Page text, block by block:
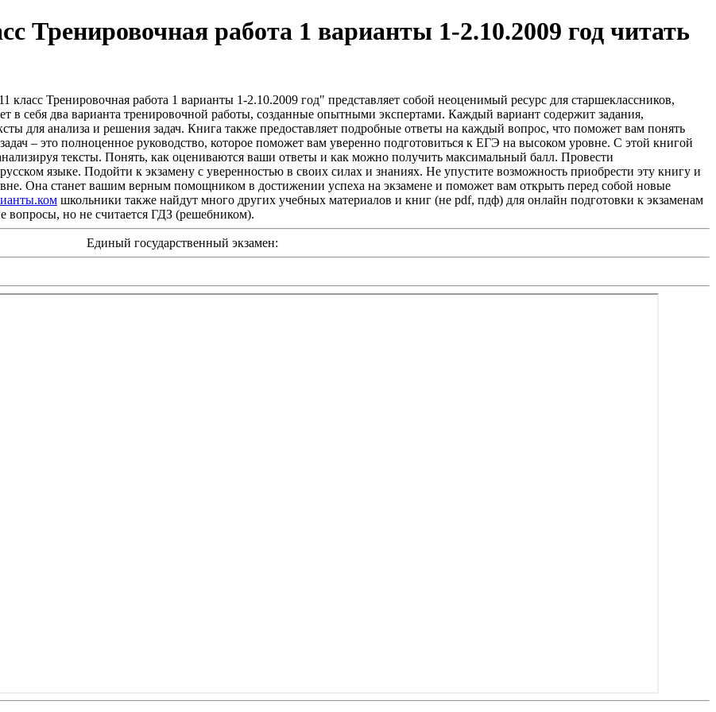
Тренировочная работа 1 варианты 1-2.10.2009 год читать
Тренировочная работа 1 варианты 1-2.10.2009 год" представляет собой неоценимый ресурс для старшеклассников,
в себя два варианта тренировочной работы, созданные опытными экспертами. Каждый вариант содержит задания,
для анализа и решения задач. Книга также предоставляет подробные ответы на каждый вопрос, что поможет вам понять
– это полноценное руководство, которое поможет вам уверенно подготовиться к ЕГЭ на высоком уровне. С этой книгой
тексты. Понять, как оцениваются ваши ответы и как можно получить максимальный балл. Провести
языке. Подойти к экзамену с уверенностью в своих силах и знаниях. Не упустите возможность приобрести эту книгу и
Она станет вашим верным помощником в достижении успеха на экзамене и поможет вам открыть перед собой новые
школьники также найдут много других учебных материалов и книг (не pdf, пдф) для онлайн подготовки к экзаменам
вопросы, но не считается ГДЗ (решебником).
Единый государственный экзамен: